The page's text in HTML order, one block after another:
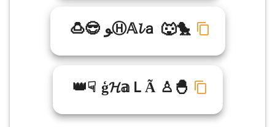
🍮😎 ﻮⒽ𝔸𝓵ａ 🐺🐤
👑☟ ģ𝓗𝕒ＬÃ ♙🐣